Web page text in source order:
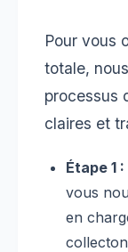
Pour vous
totale,
processus
claires et
Étape 1
vous
en